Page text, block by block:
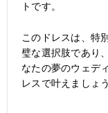
トです。
このドレスは、特
璧な選択肢であり
なたの夢のウェデ
レスで叶えましょう